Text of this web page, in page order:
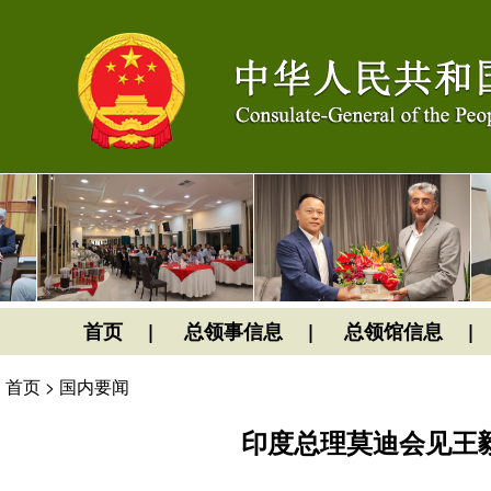
首页 总领事信息 总领馆信息
首页 > 国内要闻
印度总理莫迪会见王